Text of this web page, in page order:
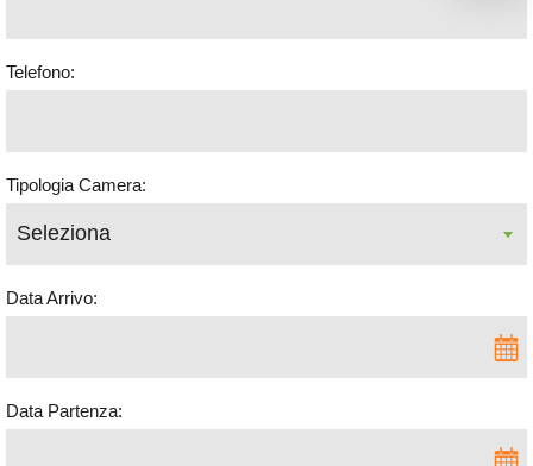
Telefono:
Tipologia Camera:
Data Arrivo:
Data Partenza: